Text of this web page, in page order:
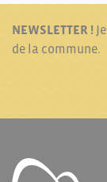
NEWSLETTER !
de la commune.